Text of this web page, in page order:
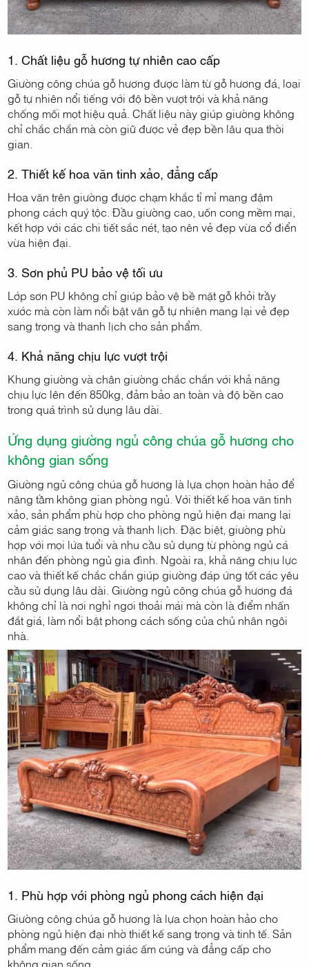
1. Chất liệu gỗ hương tự nhiên cao cấp
Giường công chúa gỗ hương được làm từ gỗ hương đá, loại
gỗ tự nhiên nổi tiếng với độ bền vượt trội và khả năng
chống mối mọt hiệu quả. Chất liệu này giúp giường không
chỉ chắc chắn mà còn giữ được vẻ đẹp bền lâu qua thời
gian.
2. Thiết kế hoa văn tinh xảo, đẳng cấp
Hoa văn trên giường được chạm khắc tỉ mỉ mang đậm
phong cách quý tộc. Đầu giường cao, uốn cong mềm mại,
kết hợp với các chi tiết sắc nét, tạo nên vẻ đẹp vừa cổ điển
vừa hiện đại.
3. Sơn phủ PU bảo vệ tối ưu
Lớp sơn PU không chỉ giúp bảo vệ bề mặt gỗ khỏi trầy
xước mà còn làm nổi bật vân gỗ tự nhiên mang lại vẻ đẹp
sang trọng và thanh lịch cho sản phẩm.
4. Khả năng chịu lực vượt trội
Khung giường và chân giường chắc chắn với khả năng
chịu lực lên đến 850kg, đảm bảo an toàn và độ bền cao
trong quá trình sử dụng lâu dài.
Ứng dụng giường ngủ công chúa gỗ hương cho
không gian sống
Giường ngủ công chúa gỗ hương là lựa chọn hoàn hảo để
nâng tầm không gian phòng ngủ. Với thiết kế hoa văn tinh
xảo, sản phẩm phù hợp cho phòng ngủ hiện đại mang lại
cảm giác sang trọng và thanh lịch. Đặc biệt, giường phù
hợp với mọi lứa tuổi và nhu cầu sử dụng từ phòng ngủ cá
nhân đến phòng ngủ gia đình. Ngoài ra, khả năng chịu lực
cao và thiết kế chắc chắn giúp giường đáp ứng tốt các yêu
cầu sử dụng lâu dài. Giường ngủ công chúa gỗ hương đá
không chỉ là nơi nghỉ ngơi thoải mái mà còn là điểm nhấn
đắt giá, làm nổi bật phong cách sống của chủ nhân ngôi
nhà.
1. Phù hợp với phòng ngủ phong cách hiện đại
Giường công chúa gỗ hương là lựa chọn hoàn hảo cho
phòng ngủ hiện đại nhờ thiết kế sang trọng và tinh tế. Sản
phẩm mang đến cảm giác ấm cúng và đẳng cấp cho
không gian sống.